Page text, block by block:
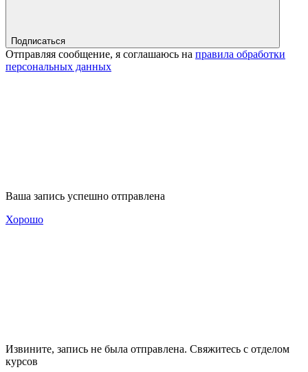
Подписаться
Отправляя сообщение, я соглашаюсь на правила обработки
персональных данных
Ваша запись успешно отправлена
Хорошо
Извините, запись не была отправлена. Свяжитесь с отделом
курсов